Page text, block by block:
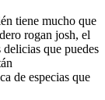
tiene mucho que
rogan josh, el
que puedes
de especias que